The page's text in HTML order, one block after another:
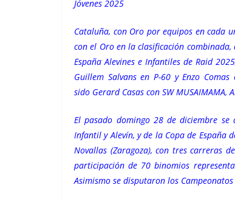
Jóvenes 2025
Cataluña, con Oro por equipos en cada
con el Oro en la clasificación combinada,
España Alevines e Infantiles de Raid
Guillem Salvans en P-60 y Enzo
sido Gerard Casas con SW MUSAIMAMA,
El pasado domingo 28 de diciembre se
Infantil y Alevín, y de la Copa de España
Novallas (Zaragoza), con tres carreras
participación de 70 binomios
Asimismo se disputaron los